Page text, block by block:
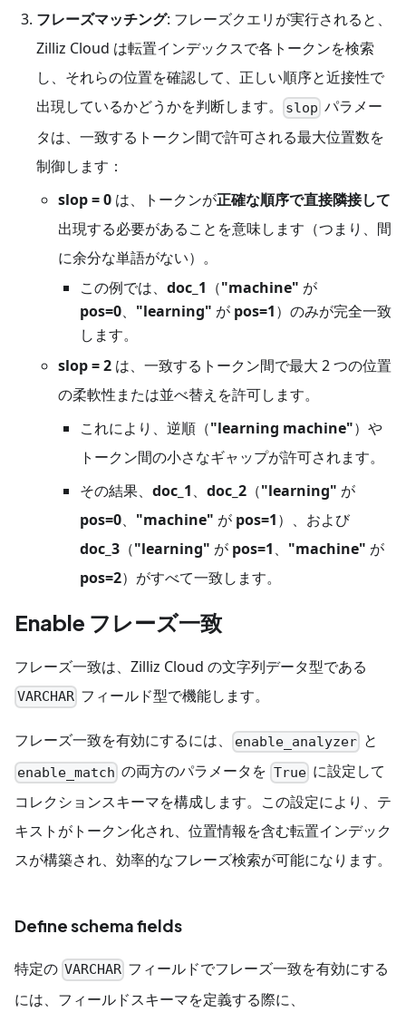
フレーズマッチング: フレーズクエリが実行されると、
Zilliz Cloud は転置インデックスで各トークンを検索
し、それらの位置を確認して、正しい順序と近接性で
出現しているかどうかを判断します。
slop パラメー
タは、一致するトークン間で許可される最大位置数を
制御します：
slop = 0 は、トークンが正確な順序で直接隣接して
出現する必要があることを意味します（つまり、間
に余分な単語がない）。
この例では、 doc_1 （"machine" が
pos=0、 "learning" が pos=1）のみが完全一致
します。
slop = 2 は、一致するトークン間で最大 2 つの位置
の柔軟性または並べ替えを許可します。
これにより、逆順（"learning machine"）や
トークン間の小さなギャップが許可されます。
その結果、 doc_1、 doc_2 （"learning" が
pos=0、 "machine" が pos=1）、および
doc_3 （"learning" が pos=1、 "machine" が
pos=2）がすべて一致します。
Enable フレーズ一致
フレーズ一致は、Zilliz Cloud の文字列データ型である
VARCHAR フィールド型で機能します。
フレーズ一致を有効にするには、 enable_analyzer と
enable_match の両方のパラメータを Trueに設定して
コレクションスキーマを構成します。この設定により、テ
キストがトークン化され、位置情報を含む転置インデック
スが構築され、効率的なフレーズ検索が可能になります。
Define schema fields
特定の VARCHAR フィールドでフレーズ一致を有効にする
には、フィールドスキーマを定義する際に、